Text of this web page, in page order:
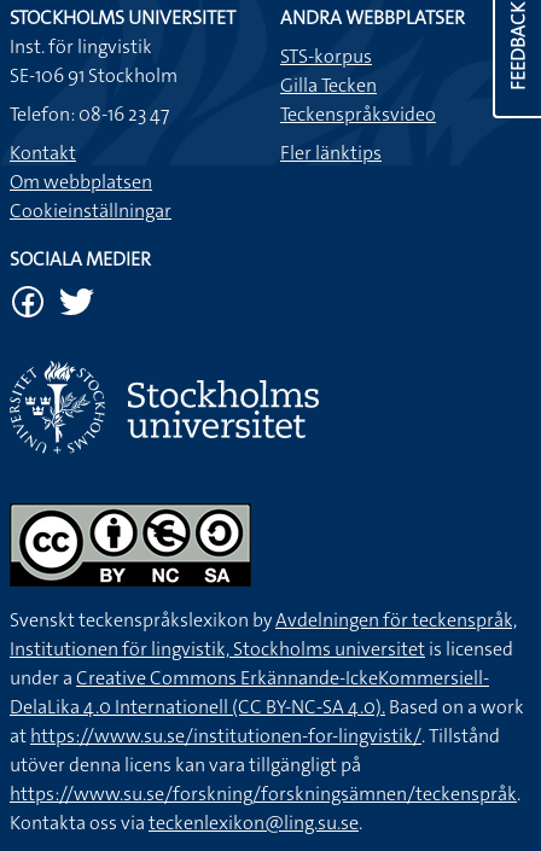
FEEDBACK
STOCKHOLMS UNIVERSITET
Inst. för lingvistik
SE-106 91 Stockholm
Telefon: 08-16 23 47
Kontakt
Om webbplatsen
Cookieinställningar
ANDRA WEBBPLATSER
STS-korpus
Gilla Tecken
Teckenspråksvideo
Fler länktips
SOCIALA MEDIER
Svenskt teckenspråkslexikon byAvdelningen för teckenspråk,
Institutionen för lingvistik, Stockholms universitetis licensed
under aCreative Commons Erkännande-IckeKommersiell-
DelaLika 4.0 Internationell (CC BY-NC-SA 4.0).Based on a work
athttps://www.su.se/institutionen-for-lingvistik/. Tillstånd
utöver denna licens kan vara tillgängligt på
https://www.su.se/forskning/forskningsämnen/teckenspråk.
Kontakta oss viateckenlexikon@ling.su.se.